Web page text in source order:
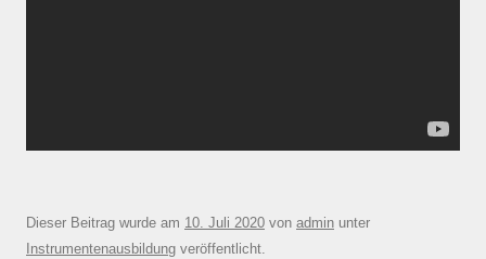
Dieser Beitrag wurde am 10. Juli 2020 von admin unter
Instrumentenausbildung veröffentlicht.